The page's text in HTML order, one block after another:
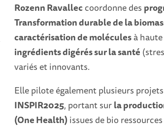
Rozenn Ravalleccoordonne des
Transformation durable de la
caractérisation de moléculesà
ingrédients digérés sur la santé
variés et innovants.
Elle pilote également plusieurs
INSPIR2025, portant surla
(One Health) issues de bio